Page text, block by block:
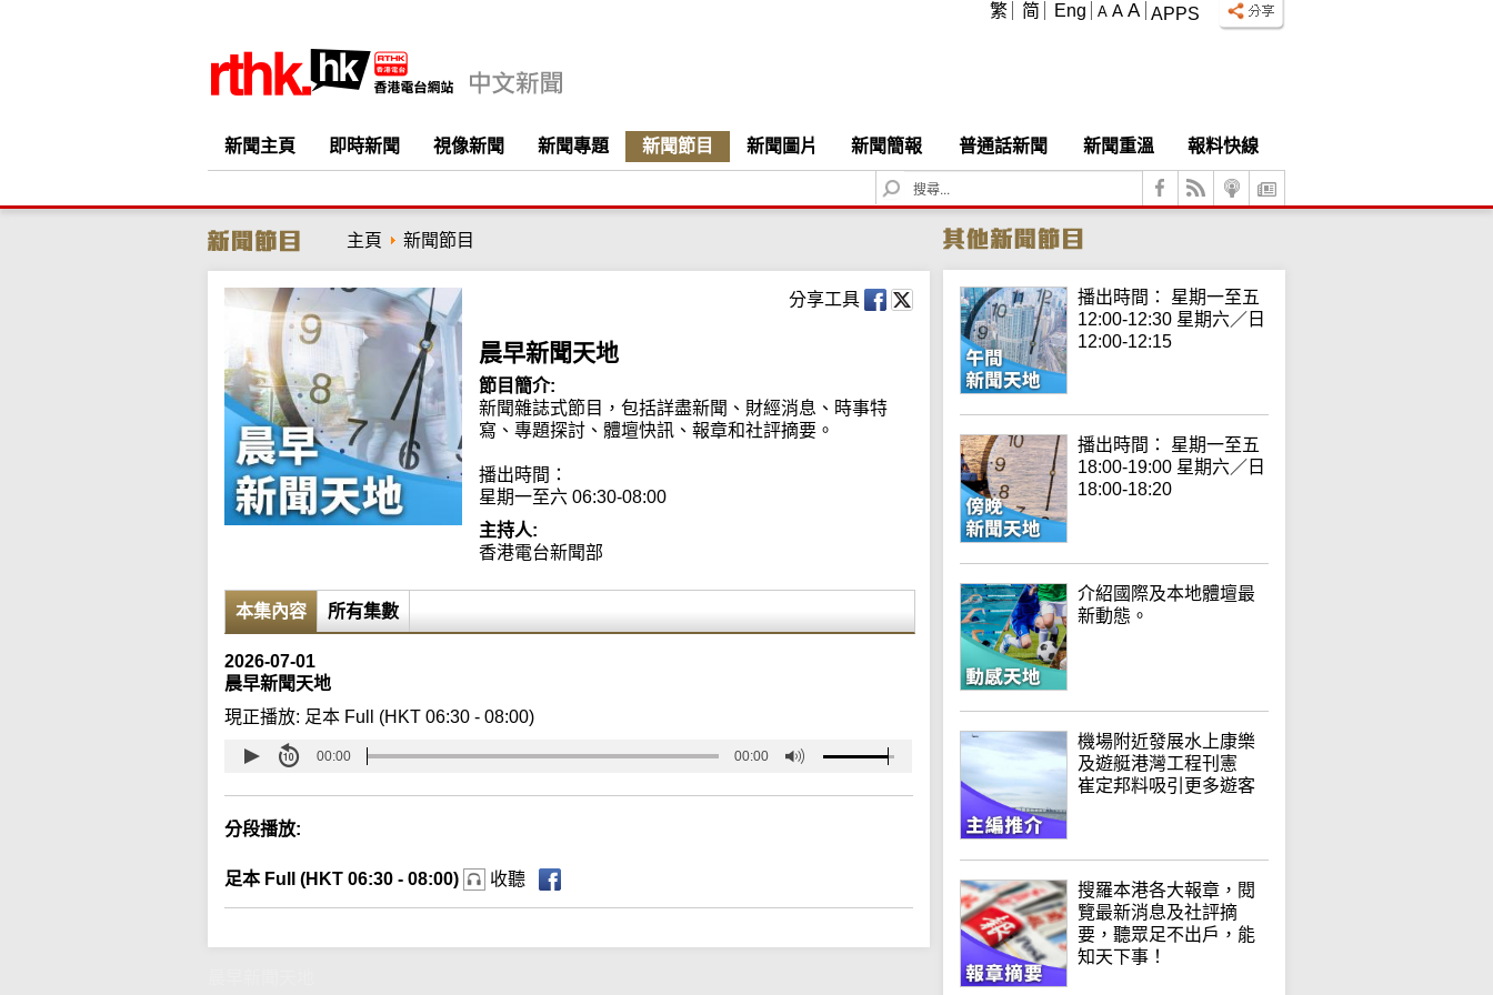
APPS
A A A
繁 简 Eng
新聞主頁 即時新聞 視像新聞 新聞專題 新聞節目 新聞圖片 新聞簡報 普通話新聞 新聞重溫
報料快線
S
e
c
h
主頁 新聞節目
分享工具
晨早新聞天地
節目簡介:
新聞雜誌式節目，包括詳盡新聞、財經消息、時事特
寫、專題探討、體壇快訊、報章和社評摘要。
播出時間：
星期一至六 06:30-08:00
主持人:
香港電台新聞部
本集內容 所有集數
2026-07-01
晨早新聞天地
現正播放: 足本 Full (HKT 06:30 - 08:00)
00:00 00:00
分段播放:
足本 Full (HKT 06:30 - 08:00) 收聽
播出時間： 星期一至五
12:00-12:30 星期六／日
12:00-12:15
播出時間： 星期一至五
18:00-19:00 星期六／日
18:00-18:20
介紹國際及本地體壇最
新動態。
機場附近發展水上康樂
及遊艇港灣工程刊憲
崔定邦料吸引更多遊客
搜羅本港各大報章，閱
覽最新消息及社評摘
要，聽眾足不出戶，能
知天下事！